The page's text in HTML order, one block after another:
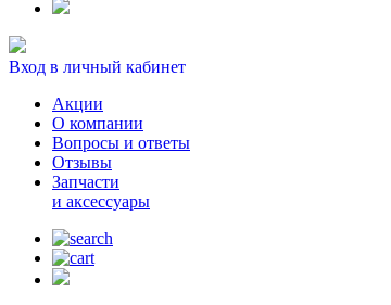
Вход в личный кабинет
Акции
О компании
Вопросы и ответы
Отзывы
Запчасти
и аксессуары